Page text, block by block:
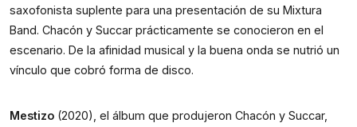
saxofonista suplente para una presentación de su Mixtura
Band. Chacón y Succar prácticamente se conocieron en el
escenario. De la afinidad musical y la buena onda se nutrió un
vínculo que cobró forma de disco.
Mestizo (2020), el álbum que produjeron Chacón y Succar,